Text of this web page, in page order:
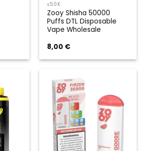
≤50K
Zooy Shisha 50000
Puffs DTL Disposable
Vape Wholesale
8,00 €